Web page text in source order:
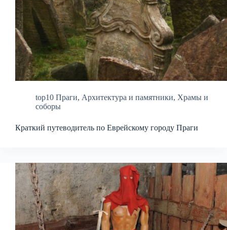
top10 Праги, Архитектура и памятники, Храмы и
соборы
Краткий путеводитель по Еврейскому городу Праги